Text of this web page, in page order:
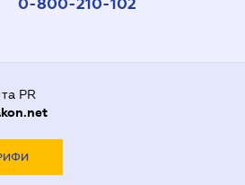
0-800-210-102
PR